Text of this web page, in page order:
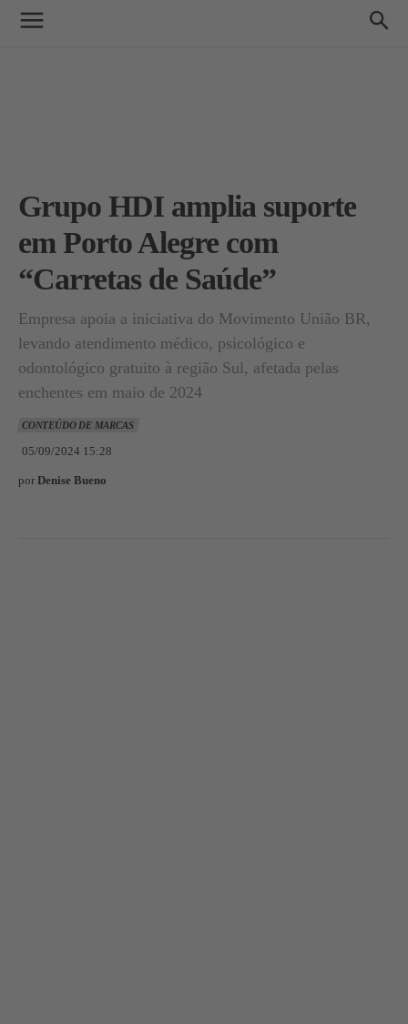
Grupo HDI amplia suporte
em Porto Alegre com
“Carretas de Saúde”
Empresa apoia a iniciativa do Movimento União BR,
levando atendimento médico, psicológico e
odontológico gratuito à região Sul, afetada pelas
enchentes em maio de 2024
CONTEÚDO DE MARCAS
05/09/2024 15:28
por Denise Bueno